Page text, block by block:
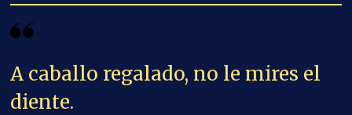
A caballo regalado, no le mires el
diente.